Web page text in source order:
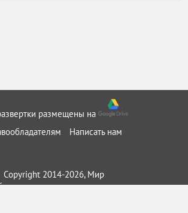
размещены на
Написать нам
Copyright 2014-2026, Мир
моделирования ::